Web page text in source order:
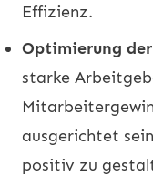
Effizienz.
Optimierung
starke
ausgerichtet
positiv zu